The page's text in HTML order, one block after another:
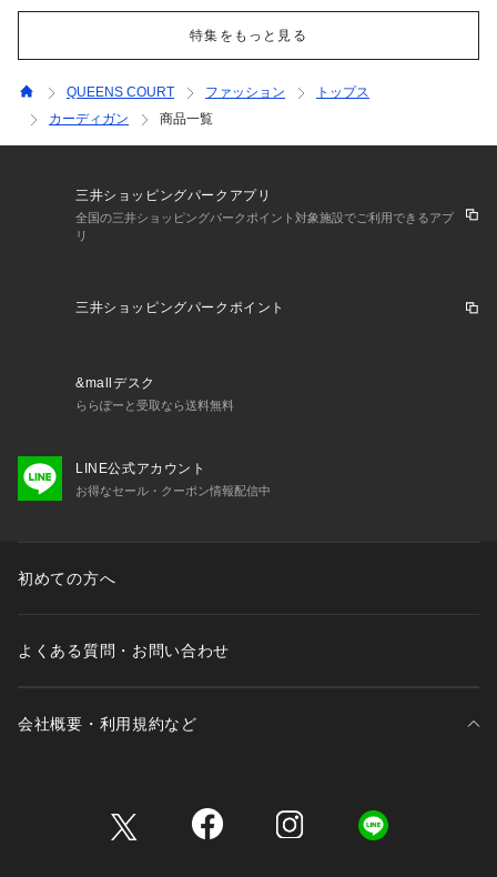
特集をもっと見る
QUEENS COURT ファッション
トップス
カーディガン
商品一覧
三井ショッピングパークアプリ
全国の三井ショッピングパークポイント対象施設でご利用できるアプ
リ
三井ショッピングパークポイント
&mallデスク
ららぽーと受取なら送料無料
LINE公式アカウント
お得なセール・クーポン情報配信中
初めての方へ
よくある質問・お問い合わせ
会社概要・利用規約など